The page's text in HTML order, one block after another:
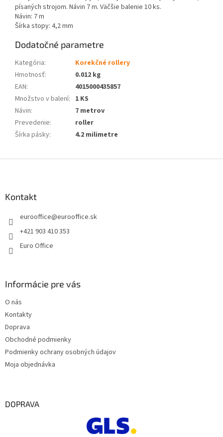
písaných strojom. Návin 7 m. Väčšie balenie 10 ks.
Návin: 7 m
Šírka stopy: 4,2 mm
Dodatočné parametre
Kategória:
Korekčné rollery
Hmotnosť:
0.012 kg
EAN:
4015000435857
Množstvo v balení: 1 KS
Návin:
7 metrov
Prevedenie:
roller
Šírka pásky: 4.2 milimetre
Kontakt
eurooffice@eurooffice.sk
+421 903 410 353
Euro Office
Informácie pre vás
O nás
Kontakty
Doprava
Obchodné podmienky
Podmienky ochrany osobných údajov
Moja objednávka
DOPRAVA